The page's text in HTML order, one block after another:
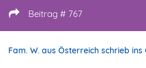
Beitrag # 767
Fam. W. aus Österreich schrieb